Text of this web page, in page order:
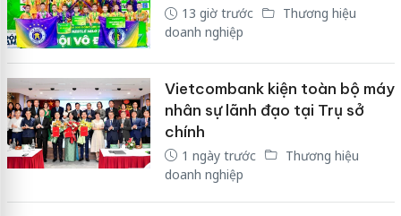
13 giờ trước
Thương hiệu
doanh nghiệp
Vietcombank kiện toàn bộ máy
nhân sự lãnh đạo tại Trụ sở
chính
1 ngày trước
Thương hiệu
doanh nghiệp